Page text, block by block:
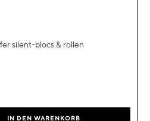
silent-blocs & rollen
IN DEN WARENKORB